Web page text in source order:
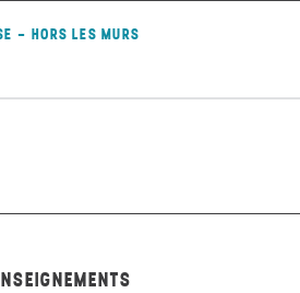
- HORS LES MURS